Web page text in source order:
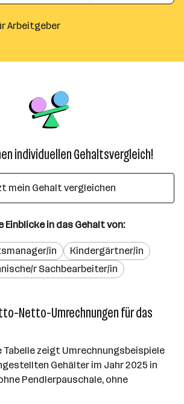
Arbeitgeber
individuellen Gehaltsvergleich!
mein Gehalt vergleichen
Einblicke in das Gehalt von:
in
Kindergärtner/in
r Sachbearbeiter/in
Netto-Umrechnungen für das
Tabelle zeigt Umrechnungsbeispiele
Gehälter im Jahr 2025 in
Pendlerpauschale, ohne